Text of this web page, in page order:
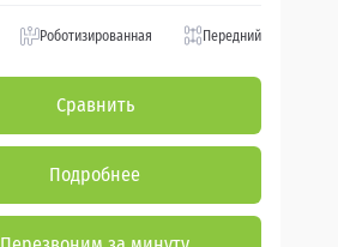
Роботизированная Передний
Сравнить
Подробнее